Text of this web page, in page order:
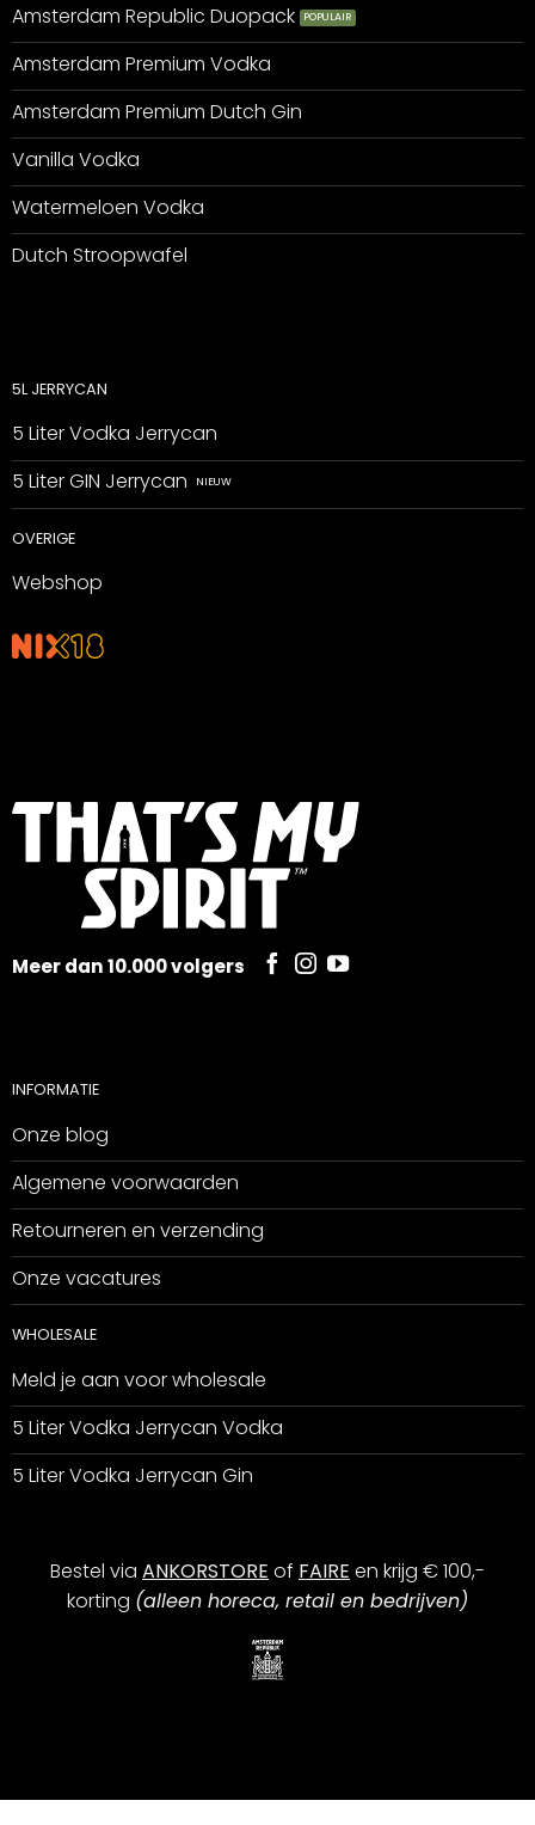
Amsterdam Republic Duopack
Amsterdam Premium Vodka
Amsterdam Premium Dutch Gin
Vanilla Vodka
Watermeloen Vodka
Dutch Stroopwafel
5L JERRYCAN
5 Liter Vodka Jerrycan
5 Liter GIN Jerrycan
OVERIGE
Webshop
Meer dan 10.000 volgers
INFORMATIE
Onze blog
Algemene voorwaarden
Retourneren en verzending
Onze vacatures
WHOLESALE
Meld je aan voor wholesale
5 Liter Vodka Jerrycan Vodka
5 Liter Vodka Jerrycan Gin
Bestel via ANKORSTORE of FAIRE en krijg € 100,-
korting (alleen horeca, retail en bedrijven)